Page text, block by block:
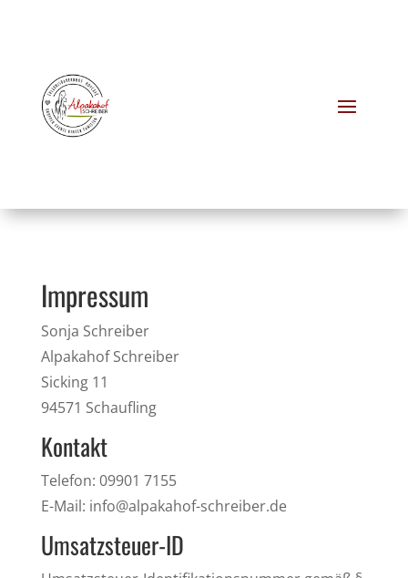
Impressum
Sonja Schreiber
Alpakahof Schreiber
Sicking 11
94571 Schaufling
Kontakt
Telefon: 09901 7155
E-Mail: info@alpakahof-schreiber.de
Umsatzsteuer-ID